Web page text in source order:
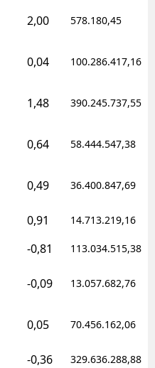
2,00 578.180,45
0,04 100.286.417,16
1,48 390.245.737,55
0,64 58.444.547,38
0,49 36.400.847,69
0,91 14.713.219,16
-0,81 113.034.515,38
-0,09 13.057.682,76
0,05 70.456.162,06
-0,36 329.636.288,88